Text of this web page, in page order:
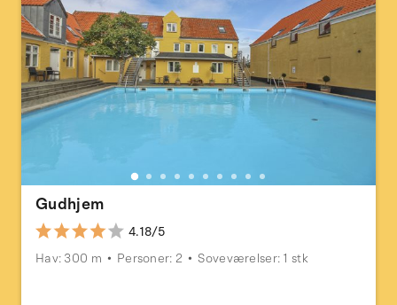
Gudhjem
4.18/5
Hav: 300 m
Personer: 2 Soveværelser: 1 stk